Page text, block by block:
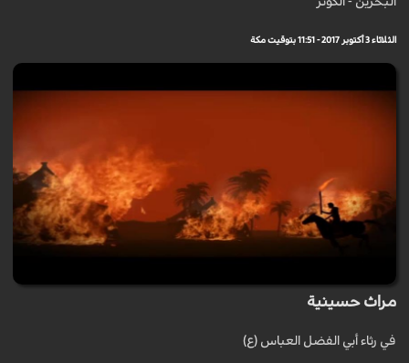
الثلاثاء 3 أكتوبر 2017 - 11:51 بتوقيت مكة
مراث حسينية
في رثاء أبي الفضل العباس (ع)